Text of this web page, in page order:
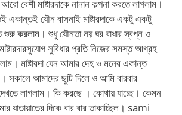
বেশী মাষ্টারদাকে নানান কল্পনা করতে লাগলাম।
একান্তই যৌন বাসনাই মাষ্টারদাকে একটু একটু
শুরু করলাম। শুধু যৌনতা নয় ঘর বাধার স্বপ্ন ও
সুবিধার প্রতি নিজের সমস্ত আগ্রহ
মাষ্টারদা যেন আমার দেহ ও মনের একান্ত
আমাদের ছুটি দিলে ও আমি বারবার
দেখতে লাগলাম। কি করছে । কোথায় যাচ্ছে। কেমন
যাতায়াতের দিকে বার বার তাকাচ্ছিল। sami